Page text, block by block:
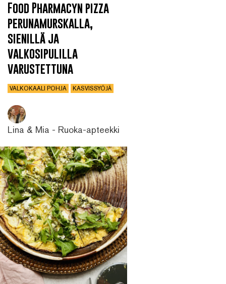
Food Pharmacyn pizza
perunamurskalla,
sienillä ja
valkosipulilla
varustettuna
VALKOKAALI POHJA KASVISSYÖJÄ
Lina & Mia - Ruoka-apteekki